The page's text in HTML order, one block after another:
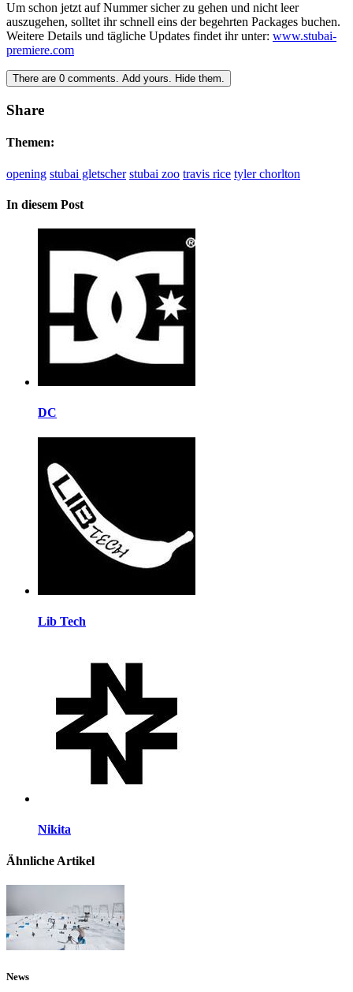
Um schon jetzt auf Nummer sicher zu gehen und nicht leer
auszugehen, solltet ihr schnell eins der begehrten Packages buchen.
Weitere Details und tägliche Updates findet ihr unter: www.stubai-
premiere.com
There are 0 comments. Add yours. Hide them.
Share
Themen:
opening stubai gletscher stubai zoo travis rice tyler chorlton
In diesem Post
DC
Lib Tech
Nikita
Ähnliche Artikel
News